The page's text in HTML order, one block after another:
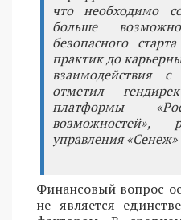
что необходимо
больше
безопасного
практик до
взаимодействия
отметил
платформы
возможностей»,
управления
Финансовый вопрос
не является